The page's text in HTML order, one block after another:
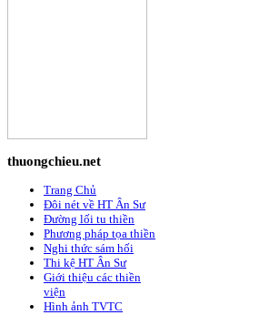
thuongchieu.net
Trang Chủ
Đôi nét về HT Ân Sư
Đường lối tu thiền
Phương pháp tọa thiền
Nghi thức sám hối
Thi kệ HT Ân Sư
Giới thiệu các thiền
viện
Hình ảnh TVTC